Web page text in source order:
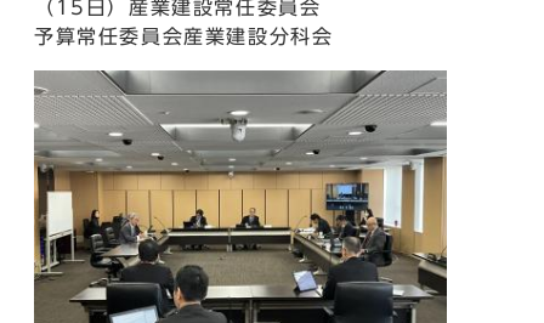
（15日）産業建設常任委員会
予算常任委員会産業建設分科会